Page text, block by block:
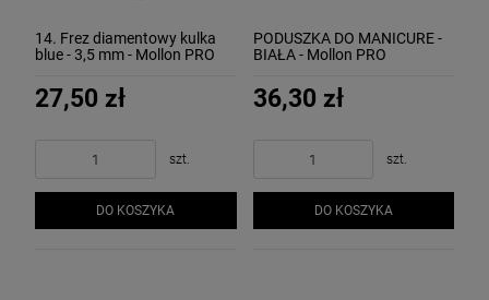
14. Frez diamentowy kulka
blue - 3,5 mm - Mollon PRO
27,50 zł
szt.
DO KOSZYKA
PODUSZKA DO MANICURE -
BIAŁA - Mollon PRO
36,30 zł
szt.
DO KOSZYKA